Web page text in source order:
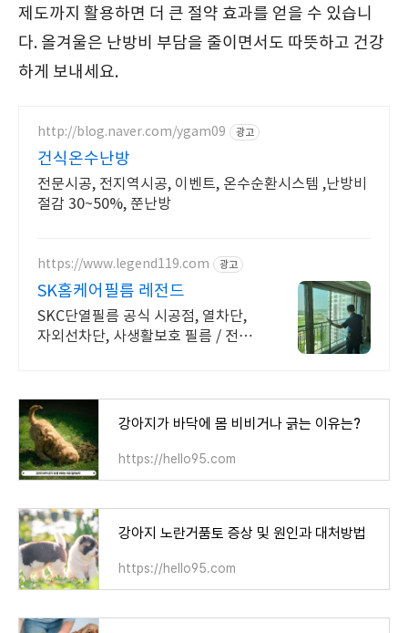
제도까지 활용하면 더 큰 절약 효과를 얻을 수 있습니
다. 올겨울은 난방비 부담을 줄이면서도 따뜻하고 건강
하게 보내세요.
http://blog.naver.com/ygam09 광고
건식온수난방
전문시공, 전지역시공, 이벤트, 온수순환시스템 ,난방비
절감 30~50%, 쭌난방
https://www.legend119.com 광고
SK홈케어필름 레전드
SKC단열필름 공식 시공점, 열차단,
자외선차단, 사생활보호 필름 / 전국
강아지가 바닥에 몸 비비거나 긁는 이유는?
https://hello95.com
강아지 노란거품토 증상 및 원인과 대처방법
https://hello95.com